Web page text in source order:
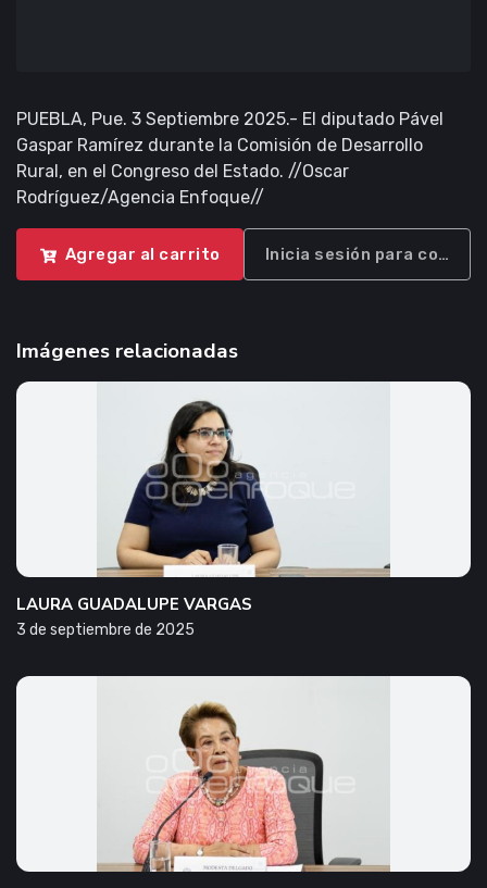
PUEBLA, Pue. 3 Septiembre 2025.- El diputado Pável
Gaspar Ramírez durante la Comisión de Desarrollo
Rural, en el Congreso del Estado. //Oscar
Rodríguez/Agencia Enfoque//
Agregar al carrito Inicia sesión para
Imágenes relacionadas
LAURA GUADALUPE VARGAS
3 de septiembre de 2025